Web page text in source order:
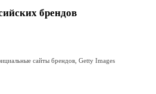
брендов
сайты брендов, Getty Images